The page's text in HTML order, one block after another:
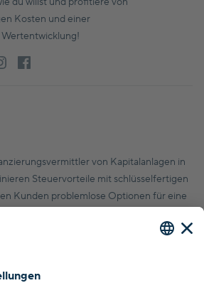
Kosten und einer
von Kapitalanlagen in
Steuervorteile mit schlüsselfertigen
Kunden problemlose Optionen für eine